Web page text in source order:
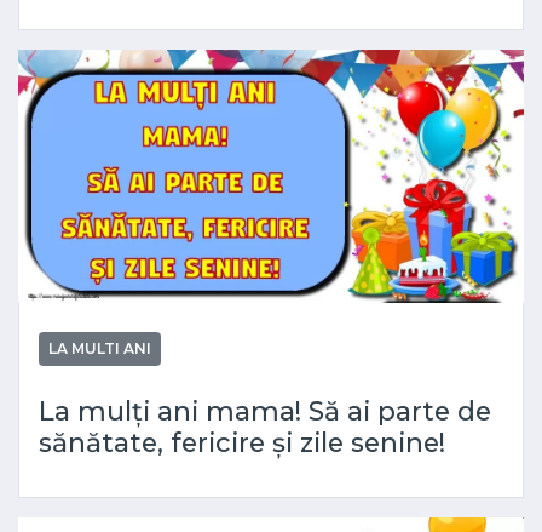
LA MULTI ANI
La mulți ani mama! Să ai parte de
sănătate, fericire și zile senine!